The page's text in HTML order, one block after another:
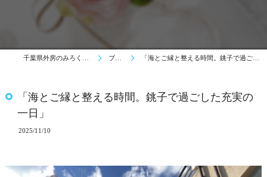
ブログ 「海とご縁と整える時間。銚子で過ごした充実の一日」
「海とご縁と整える時間。銚子で過ごした充実の
一日」
2025/11/10